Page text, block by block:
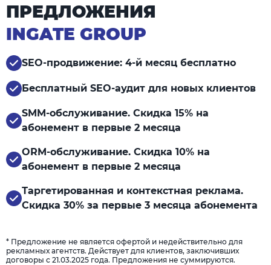
ПРЕДЛОЖЕНИЯ
INGATE GROUP
SEO-продвижение: 4-й месяц бесплатно
Бесплатный SEO-аудит для новых клиентов
SMM-обслуживание. Скидка 15% на
абонемент в первые 2 месяца
ORM-обслуживание. Скидка 10% на
абонемент в первые 2 месяца
Таргетированная и контекстная реклама.
Скидка 30% за первые 3 месяца абонемента
* Предложение не является офертой и недействительно для
рекламных агентств. Действует для клиентов, заключивших
договоры с 21.03.2025 года. Предложения не суммируются.